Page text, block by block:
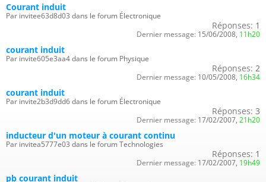
Courant induit
Par invitee63d8d03 dans le forum Électronique
Réponses: 1
Dernier message: 15/06/2008, 11h20
courant induit
Par invite605e3aa4 dans le forum Physique
Réponses: 2
Dernier message: 10/05/2008, 16h34
courant induit
Par invite2b3d9dd6 dans le forum Électronique
Réponses: 3
Dernier message: 17/02/2007, 21h20
inducteur d'un moteur à courant continu
Par invitea5777e03 dans le forum Technologies
Réponses: 1
Dernier message: 17/02/2007, 19h49
pb courant induit